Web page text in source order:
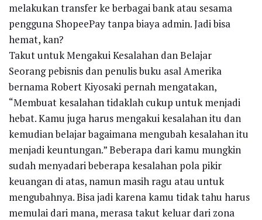
melakukan transfer ke berbagai bank atau sesama
pengguna ShopeePay tanpa biaya admin. Jadi bisa
hemat, kan?
Takut untuk Mengakui Kesalahan dan Belajar
Seorang pebisnis dan penulis buku asal Amerika
bernama Robert Kiyosaki pernah mengatakan,
“Membuat kesalahan tidaklah cukup untuk menjadi
hebat. Kamu juga harus mengakui kesalahan itu dan
kemudian belajar bagaimana mengubah kesalahan itu
menjadi keuntungan.” Beberapa dari kamu mungkin
sudah menyadari beberapa kesalahan pola pikir
keuangan di atas, namun masih ragu atau untuk
mengubahnya. Bisa jadi karena kamu tidak tahu harus
memulai dari mana, merasa takut keluar dari zona